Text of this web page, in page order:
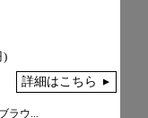
)
詳細はこちら
ラウ...